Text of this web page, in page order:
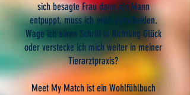
sich besagte Frau dann als Mann
entpuppt, muss ich mich entscheiden.
Wage ich einen Schritt in Richtung Glück
oder verstecke ich mich weiter in meiner
Tierarztpraxis?
Meet My Match ist ein Wohlfühlbuch